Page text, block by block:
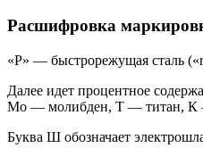
Расшифровка
«Р» — быстрорежущая сталь
Далее идет процентное
Мо — молибден, Т — титан, К —
Буква Ш обозначает